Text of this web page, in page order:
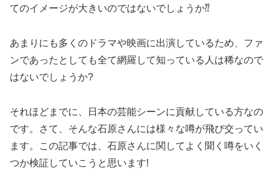
てのイメージが大きいのではないでしょうか⁇
あまりにも多くのドラマや映画に出演しているため、ファ
ンであったとしても全て網羅して知っている人は稀なので
はないでしょうか?
それほどまでに、日本の芸能シーンに貢献している方なの
です。
さて、そんな石原さんには様々な噂が飛び交ってい
ます。この記事では、石原さんに関してよく聞く噂をいく
つか検証していこうと思います!